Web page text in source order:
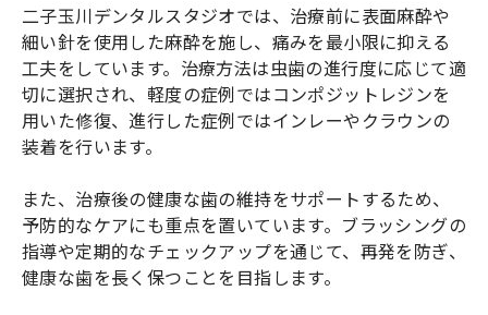
二子玉川デンタルスタジオでは、治療前に表面麻酔や
細い針を使用した麻酔を施し、痛みを最小限に抑える
工夫をしています。治療方法は虫歯の進行度に応じて適
切に選択され、軽度の症例ではコンポジットレジンを
用いた修復、進行した症例ではインレーやクラウンの
装着を行います。
また、治療後の健康な歯の維持をサポートするため、
予防的なケアにも重点を置いています。ブラッシングの
指導や定期的なチェックアップを通じて、再発を防ぎ、
健康な歯を長く保つことを目指します。